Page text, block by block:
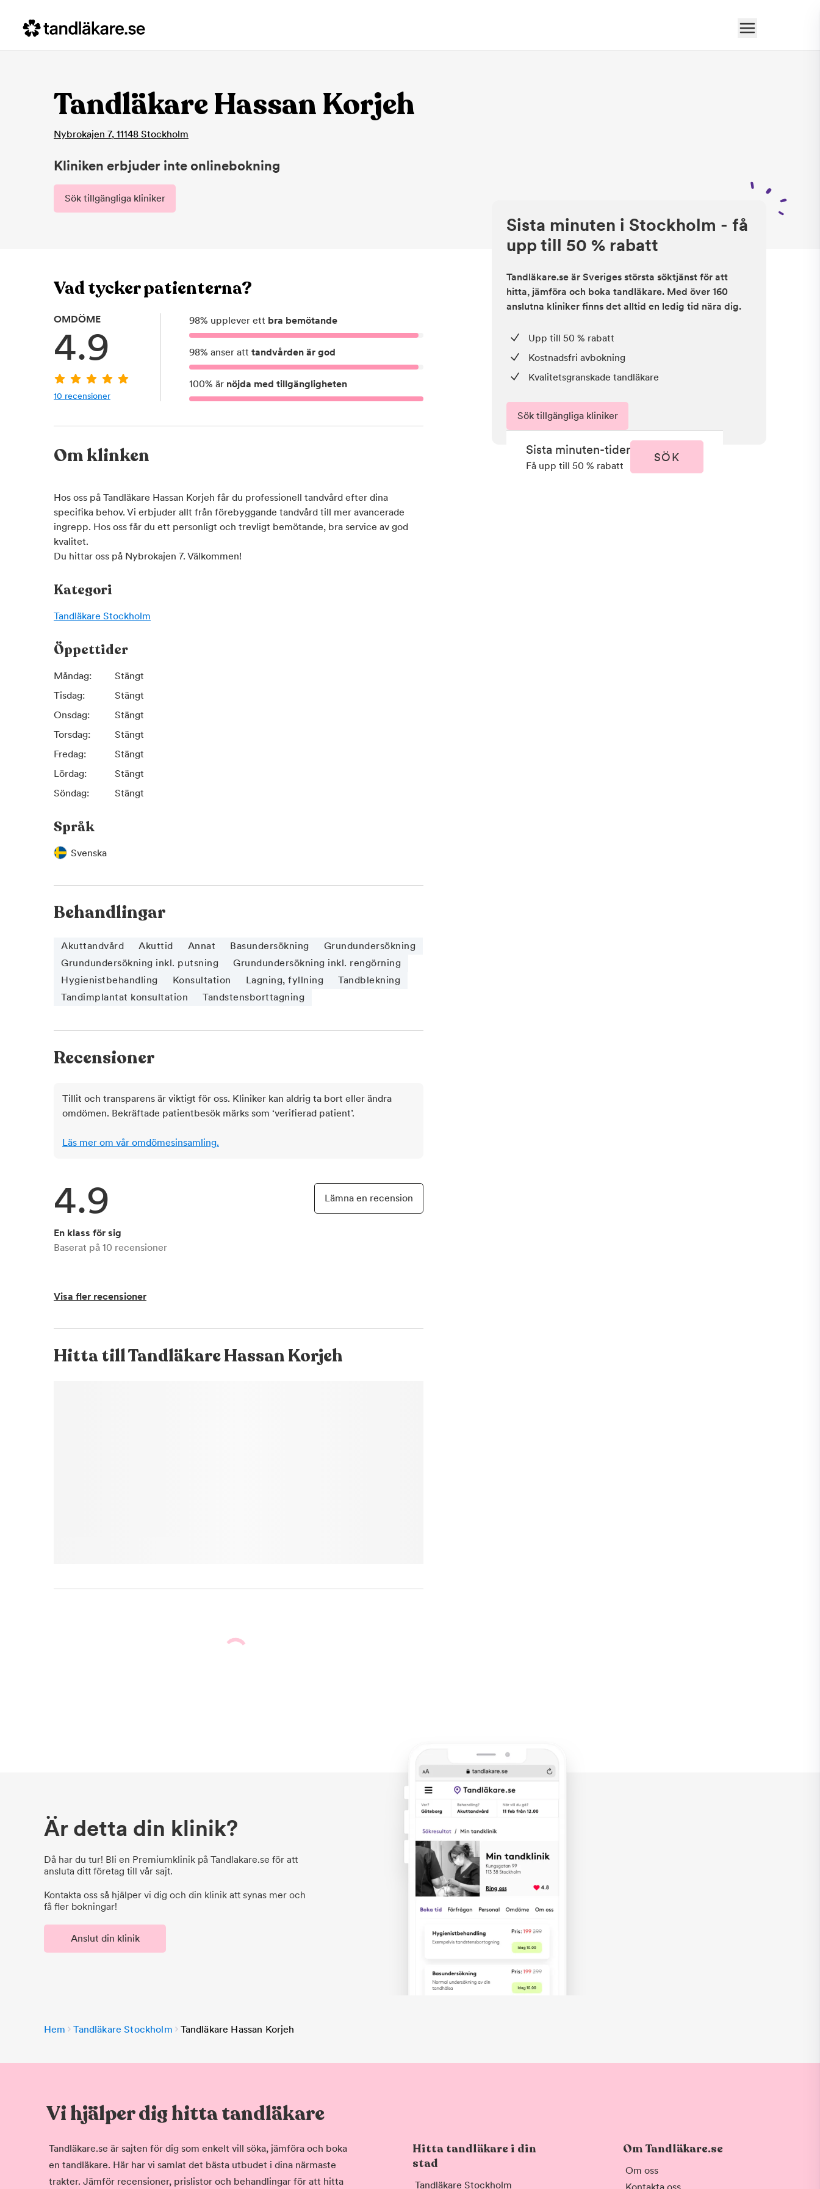
Tandläkare Hassan Korjeh
Nybrokajen 7, 11148 Stockholm
Kliniken erbjuder inte onlinebokning
Sök tillgängliga kliniker
Vad tycker patienterna?
OMDÖME
4.9
10 recensioner
98% upplever ett bra bemötande
98% anser att tandvården är god
100% är nöjda med tillgängligheten
Sista minuten i Stockholm - få
upp till 50 % rabatt
Tandläkare.se är Sveriges största söktjänst för att
hitta, jämföra och boka tandläkare. Med över 160
anslutna kliniker finns det alltid en ledig tid nära dig.
Upp till 50 % rabatt
Kostnadsfri avbokning
Kvalitetsgranskade tandläkare
Sök tillgängliga kliniker
Sista minuten-tider
Få upp till 50 % rabatt
SÖK
Om klinken
Hos oss på Tandläkare Hassan Korjeh får du professionell tandvård efter dina
specifika behov. Vi erbjuder allt från förebyggande tandvård till mer avancerade
ingrepp. Hos oss får du ett personligt och trevligt bemötande, bra service av god
kvalitet.
Du hittar oss på Nybrokajen 7. Välkommen!
Kategori
Tandläkare Stockholm
Öppettider
Måndag:
Stängt
Tisdag:
Stängt
Onsdag:
Stängt
Torsdag:
Stängt
Fredag:
Stängt
Lördag:
Stängt
Söndag:
Stängt
Språk
Svenska
Behandlingar
Akuttandvård Akuttid Annat Basundersökning
Grundundersökning
Grundundersökning inkl. putsning
Grundundersökning inkl. rengörning
Hygienistbehandling
Konsultation Lagning, fyllning
Tandblekning
Tandimplantat konsultation
Tandstensborttagning
Recensioner
Tillit och transparens är viktigt för oss. Kliniker kan aldrig ta bort eller ändra
omdömen. Bekräftade patientbesök märks som ‘verifierad patient’.
Läs mer om vår omdömesinsamling.
4.9
En klass för sig
Baserat på 10 recensioner
Lämna en recension
Visa fler recensioner
Hitta tillTandläkare Hassan Korjeh
Är detta din klinik?
Då har du tur! Bli en Premiumklinik på Tandlakare.se för att
ansluta ditt företag till vår sajt.
Kontakta oss så hjälper vi dig och din klinik att synas mer och
få fler bokningar!
Anslut din klinik
Hem Tandläkare Stockholm Tandläkare Hassan Korjeh
Vi hjälper dig hitta tandläkare
Tandläkare.se är sajten för dig som enkelt vill söka, jämföra och boka
en tandläkare. Här har vi samlat det bästa utbudet i dina närmaste
trakter. Jämför recensioner, prislistor och behandlingar för att hitta
Hitta tandläkare i din
stad
Tandläkare Stockholm
Om Tandläkare.se
Om oss